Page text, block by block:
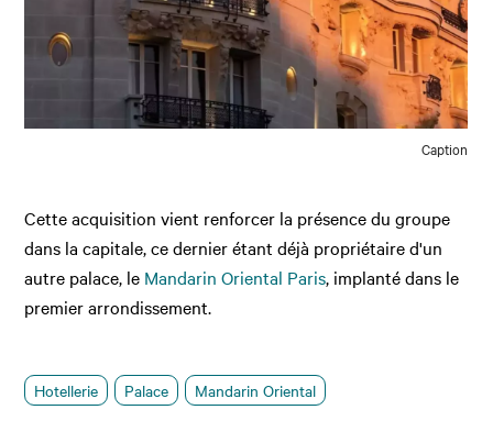
Caption
Cette acquisition vient renforcer la présence du groupe
dans la capitale, ce dernier étant déjà propriétaire d'un
autre palace, le Mandarin Oriental Paris, implanté dans le
premier arrondissement.
Hotellerie Palace Mandarin Oriental